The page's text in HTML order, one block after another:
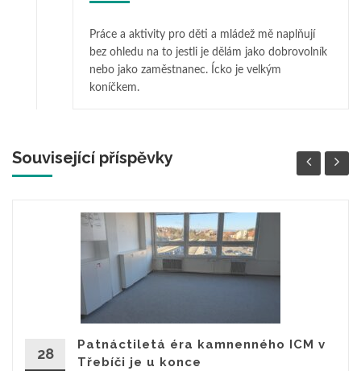
Práce a aktivity pro děti a mládež mě naplňují
bez ohledu na to jestli je dělám jako dobrovolník
nebo jako zaměstnanec. Ícko je velkým
koníčkem.
Související příspěvky
28
Patnáctiletá éra kamnenného ICM v
Třebíči je u konce